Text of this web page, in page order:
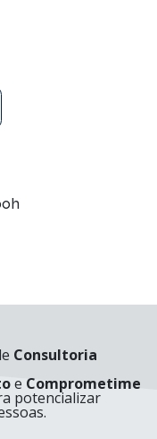
Consultoria
e Comprometime
potencializar